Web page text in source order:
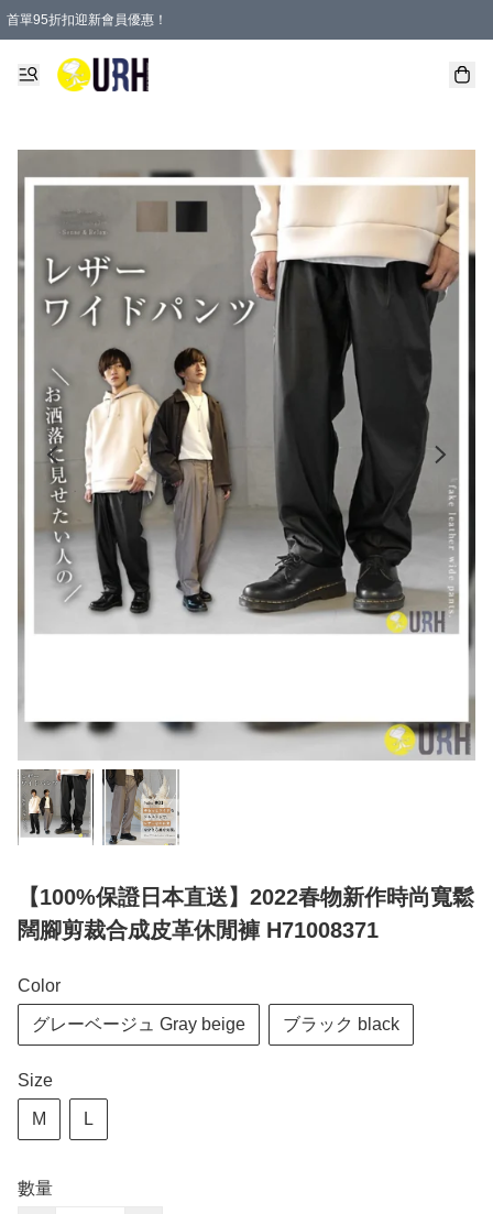
首單95折扣迎新會員優惠！
特選會員可享全單低至 95 折優惠！
單一訂單滿HKD600(澳門HKD800)包郵寄順豐送到家。
【100%保證日本直送】2022春物新作時尚寬鬆
闊腳剪裁合成皮革休閒褲 H71008371
Color
グレーベージュ Gray beige ブラック black
Size
M L
數量